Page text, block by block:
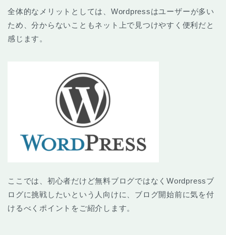
全体的なメリットとしては、Wordpressはユーザーが多い
ため、分からないこともネット上で見つけやすく便利だと
感じます。
ここでは、初心者だけど無料ブログではなくWordpressブ
ログに挑戦したいという人向けに、ブログ開始前に気を付
けるべくポイントをご紹介します。